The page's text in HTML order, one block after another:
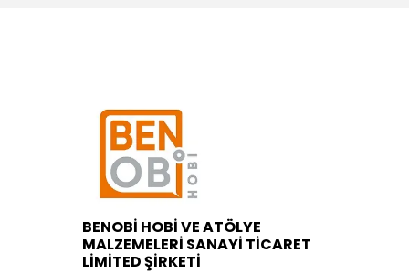
BENOBİ HOBİ VE ATÖLYE
MALZEMELERİ SANAYİ TİCARET
LİMİTED ŞİRKETİ